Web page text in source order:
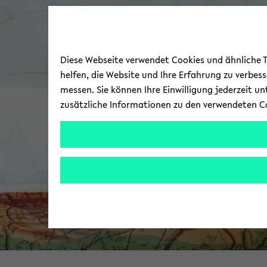
Diese Webseite verwendet Cookies und
helfen, die Website und Ihre Erfahrung zu
messen. Sie können Ihre Einwilligung jederzeit
zusätzliche Informationen zu den verwendeten